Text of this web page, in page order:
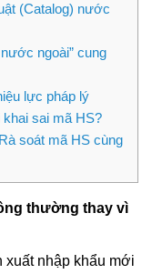
(Catalog) nước
ngoài” cung
lực pháp lý
sai mã HS?
soát mã HS cùng
thường thay vì
xuất nhập khẩu mới